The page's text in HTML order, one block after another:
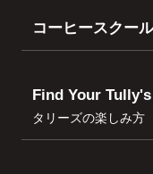
コーヒースクール
Find Your Tully's
タリーズの楽しみ方